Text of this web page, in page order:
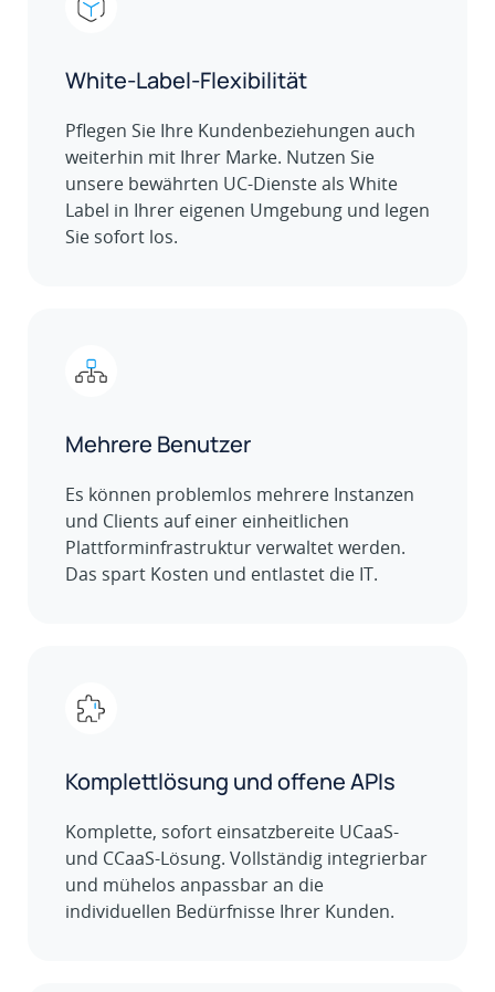
White-Label-Flexibilität
Pflegen Sie Ihre Kundenbeziehungen auch
weiterhin mit Ihrer Marke. Nutzen Sie
unsere bewährten UC-Dienste als White
Label in Ihrer eigenen Umgebung und legen
Sie sofort los.
Mehrere Benutzer
Es können problemlos mehrere Instanzen
und Clients auf einer einheitlichen
Plattforminfrastruktur verwaltet werden.
Das spart Kosten und entlastet die IT.
Komplettlösung und offene APIs
Komplette, sofort einsatzbereite UCaaS-
und CCaaS-Lösung. Vollständig integrierbar
und mühelos anpassbar an die
individuellen Bedürfnisse Ihrer Kunden.